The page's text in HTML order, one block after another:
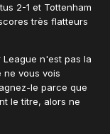
2-1 et Tottenham
très flatteurs
n'est pas la
ne vous vois
le parce que
le titre, alors ne